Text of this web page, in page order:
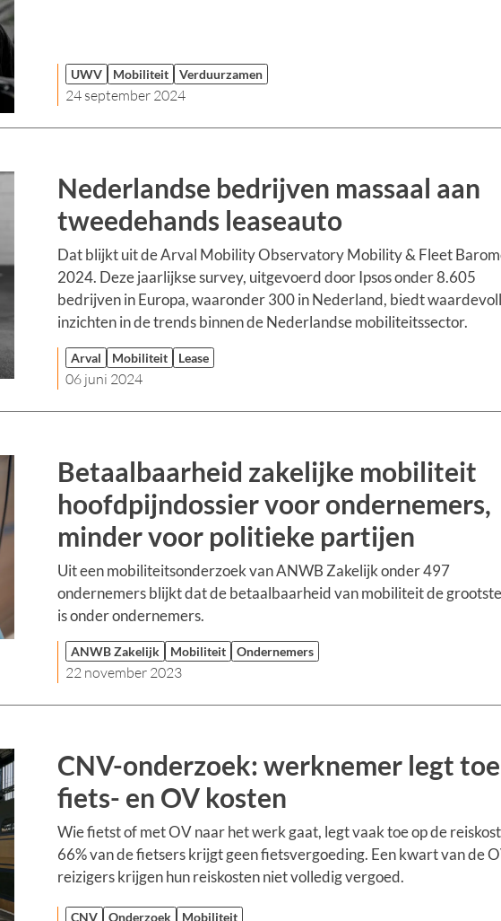
UWV Mobiliteit Verduurzamen
24 september 2024
Nederlandse bedrijven massaal aan
tweedehands leaseauto
Dat blijkt uit de Arval Mobility Observatory Mobility & Fleet
2024. Deze jaarlijkse survey, uitgevoerd door Ipsos onder 8.605
bedrijven in Europa, waaronder 300 in Nederland, biedt
inzichten in de trends binnen de Nederlandse mobiliteitssector.
Arval Mobiliteit Lease
06 juni 2024
Betaalbaarheid zakelijke mobiliteit
hoofdpijndossier voor ondernemers,
minder voor politieke partijen
Uit een mobiliteitsonderzoek van ANWB Zakelijk onder 497
ondernemers blijkt dat de betaalbaarheid van mobiliteit de
is onder ondernemers.
ANWB Zakelijk Mobiliteit Ondernemers
22 november 2023
CNV-onderzoek: werknemer legt
fiets- en OV kosten
Wie fietst of met OV naar het werk gaat, legt vaak toe op de
66% van de fietsers krijgt geen fietsvergoeding. Een kwart van de
reizigers krijgen hun reiskosten niet volledig vergoed.
CNV Onderzoek Mobiliteit